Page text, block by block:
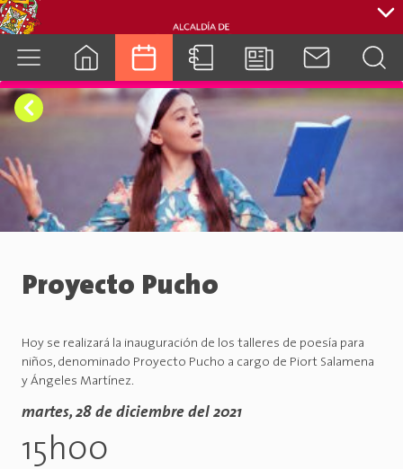
cuenca.gob.ec
Proyecto Pucho
Hoy se realizará la inauguración de los talleres de poesía para
niños, denominado Proyecto Pucho a cargo de Piort Salamena
y Ángeles Martínez.
martes, 28 de diciembre del 2021
15h00